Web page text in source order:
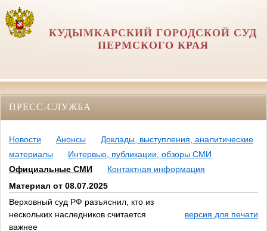
КУДЫМКАРСКИЙ ГОРОДСКОЙ СУД
ПЕРМСКОГО КРАЯ
ПРЕСС-СЛУЖБА
Новости Анонсы
Доклады, выступления, аналитические
материалы
Интервью, публикации, обзоры СМИ
Официальные СМИ
Контактная информация
Материал от 08.07.2025
Верховный суд РФ разъяснил, кто из
нескольких наследников считается
важнее
версия для печати